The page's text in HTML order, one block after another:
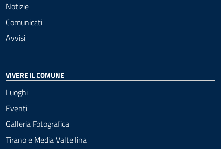
Notizie
Comunicati
Avvisi
VIVERE IL COMUNE
Luoghi
Eventi
Galleria Fotografica
Tirano e Media Valtellina